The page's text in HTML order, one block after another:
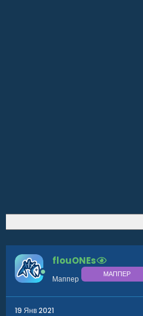
flouONEs
Маппер МАППЕР
19 Янв 2021